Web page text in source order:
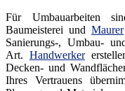
Für Umbauarbeiten
Baumeisterei und Maurer
Sanierungs-, Umbau-
Art. Handwerker
Decken- und
Ihres Vertrauens